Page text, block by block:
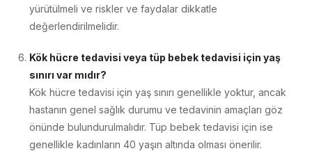
yürütülmeli ve riskler ve faydalar dikkatle
değerlendirilmelidir.
Kök hücre tedavisi veya tüp bebek tedavisi için yaş
sınırı var mıdır?
Kök hücre tedavisi için yaş sınırı genellikle yoktur, ancak
hastanın genel sağlık durumu ve tedavinin amaçları göz
önünde bulundurulmalıdır. Tüp bebek tedavisi için ise
genellikle kadınların 40 yaşın altında olması önerilir.